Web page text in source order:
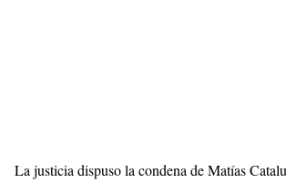
La justicia dispuso la condena de Matías